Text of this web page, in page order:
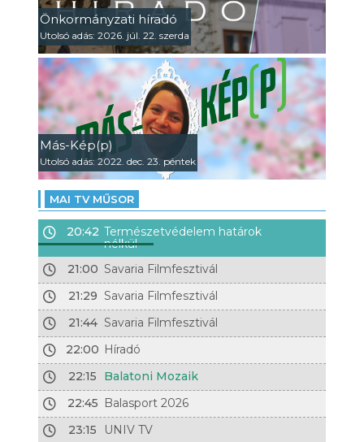
Önkormányzati híradó
Utolsó adás: 2026. júl. 22. szerda
Más-Kép(p)
Utolsó adás: 2022. dec. 23. péntek
MAI TV MŰSOR
20:42 Természetvédelem határok
nélkül
21:00 Savaria Filmfesztivál
21:29 Savaria Filmfesztivál
21:44 Savaria Filmfesztivál
22:00 Híradó
22:15
Balatoni Mozaik
22:45 Balasport 2026
23:15
UNIV TV